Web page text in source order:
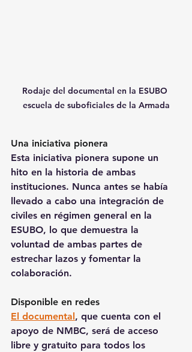
Rodaje del documental en la ESUBO
escuela de suboficiales de la Armada
Una iniciativa pionera
Esta iniciativa pionera supone un
hito en la historia de ambas
instituciones. Nunca antes se había
llevado a cabo una integración de
civiles en régimen general en la
ESUBO, lo que demuestra la
voluntad de ambas partes de
estrechar lazos y fomentar la
colaboración.
Disponible en redes
El documental , que cuenta con el
apoyo de NMBC, será de acceso
libre y gratuito para todos los